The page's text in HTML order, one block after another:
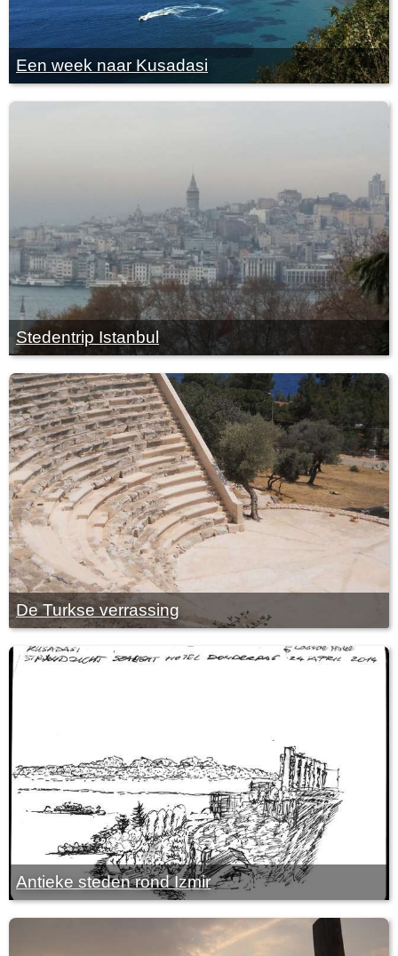
Een week naar Kusadasi
Stedentrip Istanbul
De Turkse verrassing
Antieke steden rond Izmir